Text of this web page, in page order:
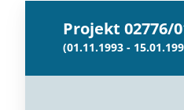
Projekt 02776/
(01.11.1993 -